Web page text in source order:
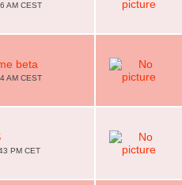
AM CEST
beta
AM CEST
PM CET